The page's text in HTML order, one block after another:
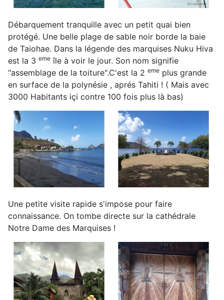
Débarquement tranquille avec un petit quai bien
protégé. Une belle plage de sable noir borde la baie
de Taiohae. Dans la légende des marquises Nuku Hiva
est la 3 eme île à voir le jour. Son nom signifie
"assemblage de la toiture".C'est la 2 eme plus grande
en surface de la polynésie , aprés Tahiti ! ( Mais avec
3000 Habitants içi contre 100 fois plus là bas)
Une petite visite rapide s'impose pour faire
connaissance. On tombe directe sur la cathédrale
Notre Dame des Marquises !